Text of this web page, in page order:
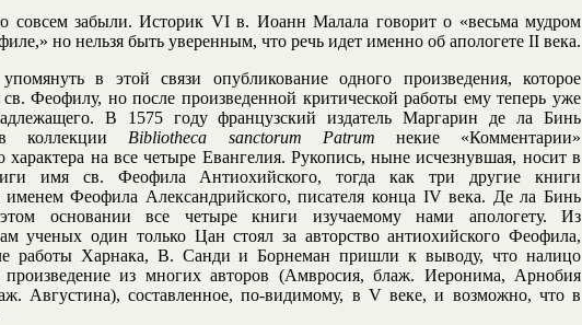
совсем забыли. Историк VI в. Иоанн Малала говорит о «весьма мудром
но нельзя быть уверенным, что речь идет именно об апологете II века.
в этой связи опубликование одного произведения, которое
Феофилу, но после произведенной критической работы ему теперь уже
В 1575 году французский издатель Маргарин де ла Бинь
коллекции Bibliotheca sanctorum Patrum некие «Комментарии»
характера на все четыре Евангелия. Рукопись, ныне исчезнувшая, носит в
имя св. Феофила Антиохийского, тогда как три другие книги
именем Феофила Александрийского, писателя конца IV века. Де ла Бинь
основании все четыре книги изучаемому нами апологету. Из
ученых один только Цан стоял за авторство антиохийского Феофила,
работы Харнака, В. Санди и Борнеман пришли к выводу, что налицо
произведение из многих авторов (Амвросия, блаж. Иеронима, Арнобия
Августина), составленное, по-видимому, в V веке, и возможно, что в